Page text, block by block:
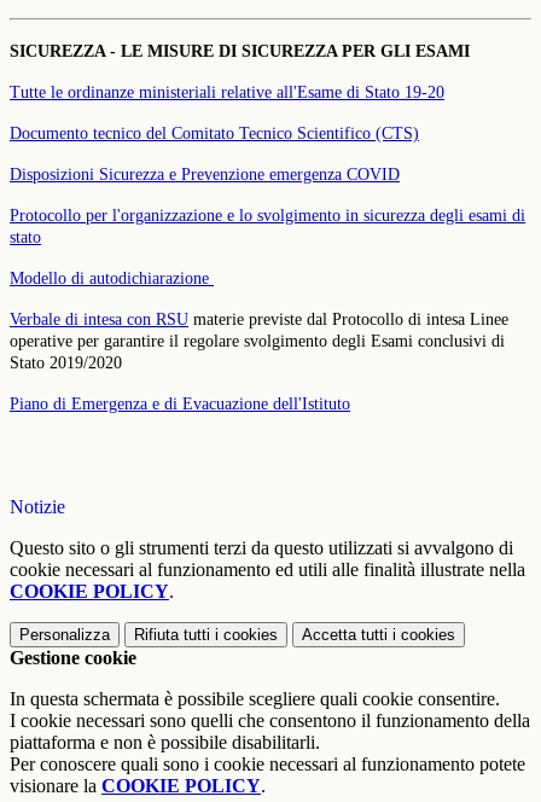
SICUREZZA - LE MISURE DI SICUREZZA PER GLI ESAMI
Tutte le ordinanze ministeriali relative all'Esame di Stato 19-20
Documento tecnico del Comitato Tecnico Scientifico (CTS)
Disposizioni Sicurezza e Prevenzione emergenza COVID
Protocollo per l'organizzazione e lo svolgimento in sicurezza degli esami di
stato
Modello di autodichiarazione
Verbale di intesa con RSU materie previste dal Protocollo di intesa Linee
operative per garantire il regolare svolgimento degli Esami conclusivi di
Stato 2019/2020
Piano di Emergenza e di Evacuazione dell'Istituto
Notizie
Questo sito o gli strumenti terzi da questo utilizzati si avvalgono di
cookie necessari al funzionamento ed utili alle finalità illustrate nella
COOKIE POLICY.
Personalizza Rifiuta tutti i cookies Accetta tutti i cookies
Gestione cookie
In questa schermata è possibile scegliere quali cookie consentire.
I cookie necessari sono quelli che consentono il funzionamento della
piattaforma e non è possibile disabilitarli.
Per conoscere quali sono i cookie necessari al funzionamento potete
visionare la COOKIE POLICY.